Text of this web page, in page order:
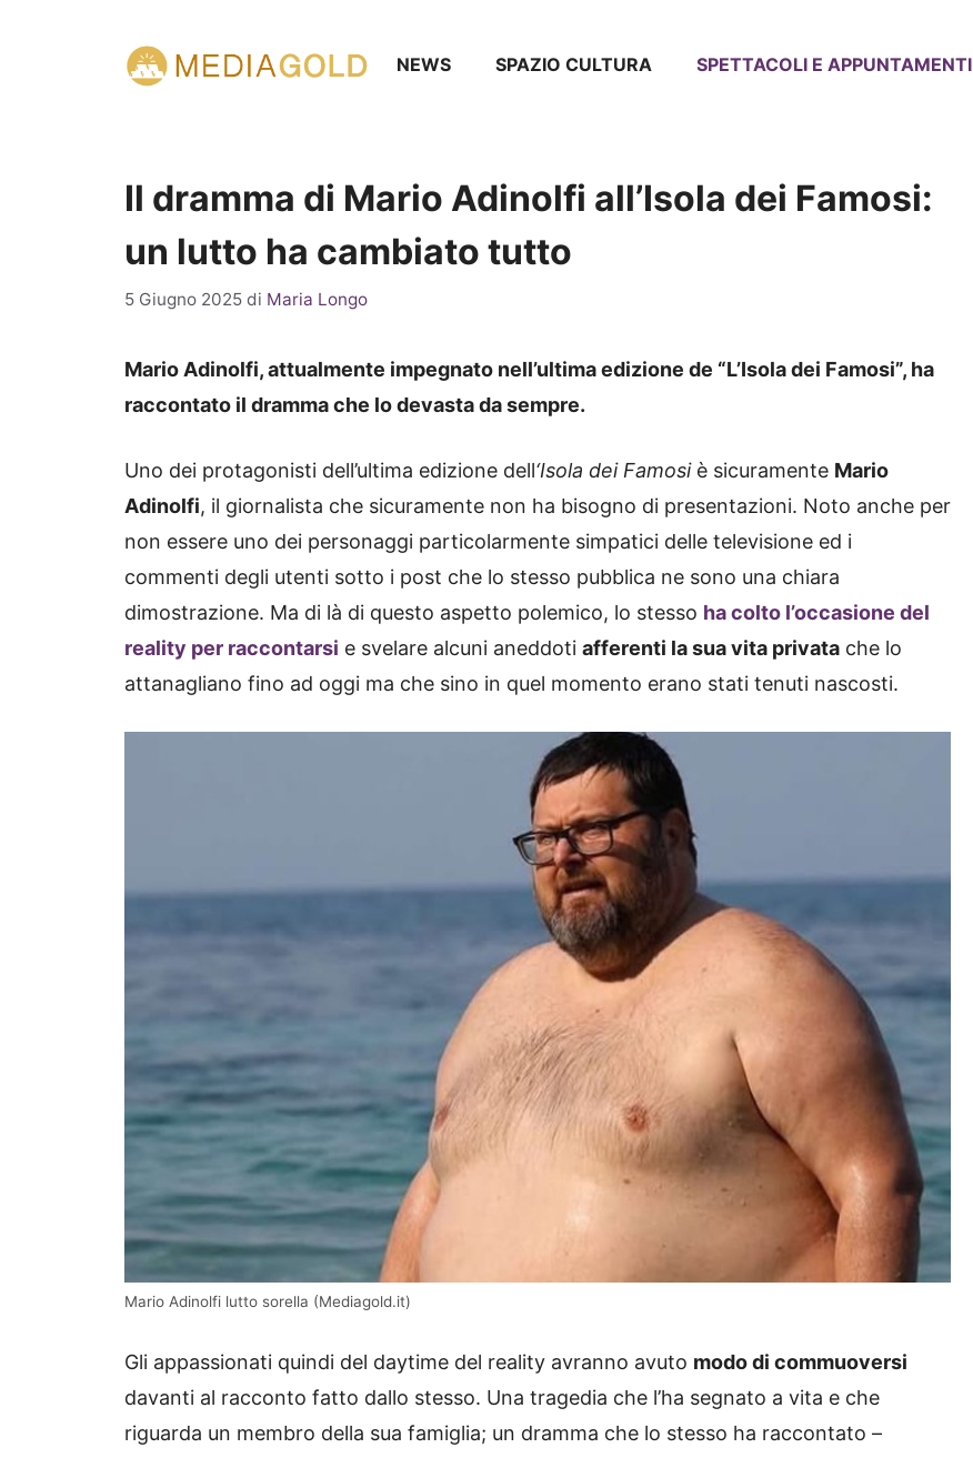
NEWS SPAZIO CULTURA SPETTACOLI E APPUNTAMENTI
Il dramma di Mario Adinolfi all’Isola dei Famosi:
un lutto ha cambiato tutto
5 Giugno 2025 di Maria Longo
Mario Adinolfi, attualmente impegnato nell’ultima edizione de “L’Isola dei Famosi”, ha
raccontato il dramma che lo devasta da sempre.
Uno dei protagonisti dell’ultima edizione dell‘Isola dei Famosiè sicuramente Mario
Adinolfi, il giornalista che sicuramente non ha bisogno di presentazioni. Noto anche per
non essere uno dei personaggi particolarmente simpatici delle televisione ed i
commenti degli utenti sotto i post che lo stesso pubblica ne sono una chiara
dimostrazione. Ma di là di questo aspetto polemico, lo stesso ha colto l’occasione del
reality per raccontarsi e svelare alcuni aneddoti afferenti la sua vita privata che lo
attanagliano fino ad oggi ma che sino in quel momento erano stati tenuti nascosti.
Mario Adinolfi lutto sorella (Mediagold.it)
Gli appassionati quindi del daytime del reality avranno avuto modo di commuoversi
davanti al racconto fatto dallo stesso. Una tragedia che l’ha segnato a vita e che
riguarda un membro della sua famiglia; un dramma che lo stesso ha raccontato –